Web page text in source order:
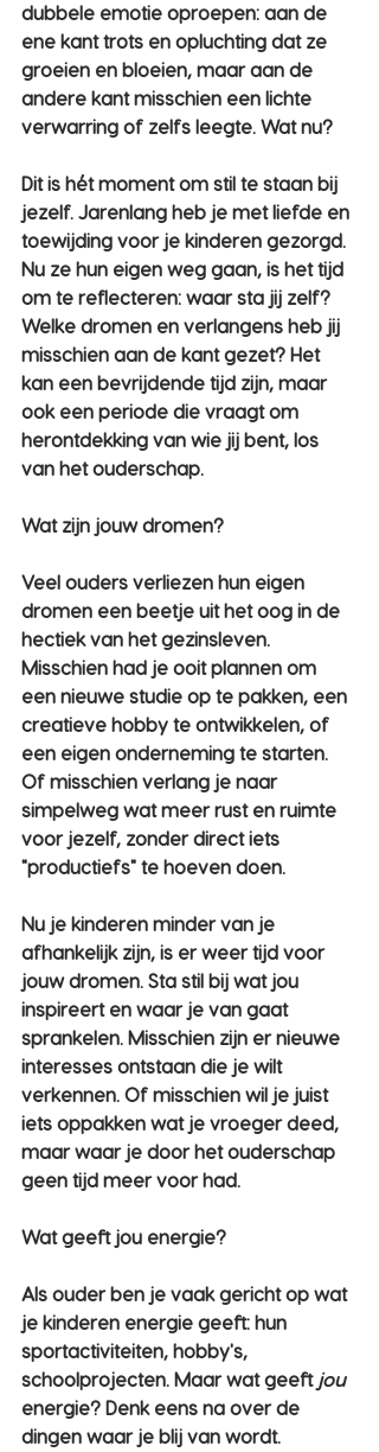
dubbele emotie oproepen: aan de
ene kant trots en opluchting dat ze
groeien en bloeien, maar aan de
andere kant misschien een lichte
verwarring of zelfs leegte. Wat nu?
Dit is hét moment om stil te staan bij
jezelf. Jarenlang heb je met liefde en
toewijding voor je kinderen gezorgd.
Nu ze hun eigen weg gaan, is het tijd
om te reflecteren: waar sta jij zelf?
Welke dromen en verlangens heb jij
misschien aan de kant gezet? Het
kan een bevrijdende tijd zijn, maar
ook een periode die vraagt om
herontdekking van wie jij bent, los
van het ouderschap.
Wat zijn jouw dromen?
Veel ouders verliezen hun eigen
dromen een beetje uit het oog in de
hectiek van het gezinsleven.
Misschien had je ooit plannen om
een nieuwe studie op te pakken, een
creatieve hobby te ontwikkelen, of
een eigen onderneming te starten.
Of misschien verlang je naar
simpelweg wat meer rust en ruimte
voor jezelf, zonder direct iets
"productiefs" te hoeven doen.
Nu je kinderen minder van je
afhankelijk zijn, is er weer tijd voor
jouw dromen. Sta stil bij wat jou
inspireert en waar je van gaat
sprankelen. Misschien zijn er nieuwe
interesses ontstaan die je wilt
verkennen. Of misschien wil je juist
iets oppakken wat je vroeger deed,
maar waar je door het ouderschap
geen tijd meer voor had.
Wat geeft jou energie?
Als ouder ben je vaak gericht op wat
je kinderen energie geeft: hun
sportactiviteiten, hobby's,
schoolprojecten. Maar wat geeft jou
energie? Denk eens na over de
dingen waar je blij van wordt.